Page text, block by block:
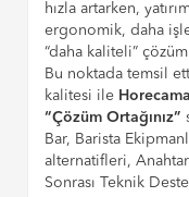
hızla artarken,
ergonomik, daha
“daha kaliteli”
Bu noktada temsil
kalitesi ile
“Çözüm Ortağınız”
Bar, Barista
alternatifleri,
Sonrası Teknik